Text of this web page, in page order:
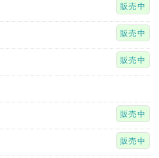
販売中
販売中
販売中
販売中
販売中